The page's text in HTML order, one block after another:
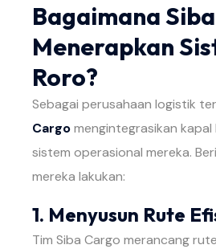
Bagaimana
Menerapkan
Roro?
Sebagai perusahaan logistik
Cargomengintegrasikan kapal
sistem operasional mereka.
mereka lakukan:
1. Menyusun Rute
Tim Siba Cargo merancang